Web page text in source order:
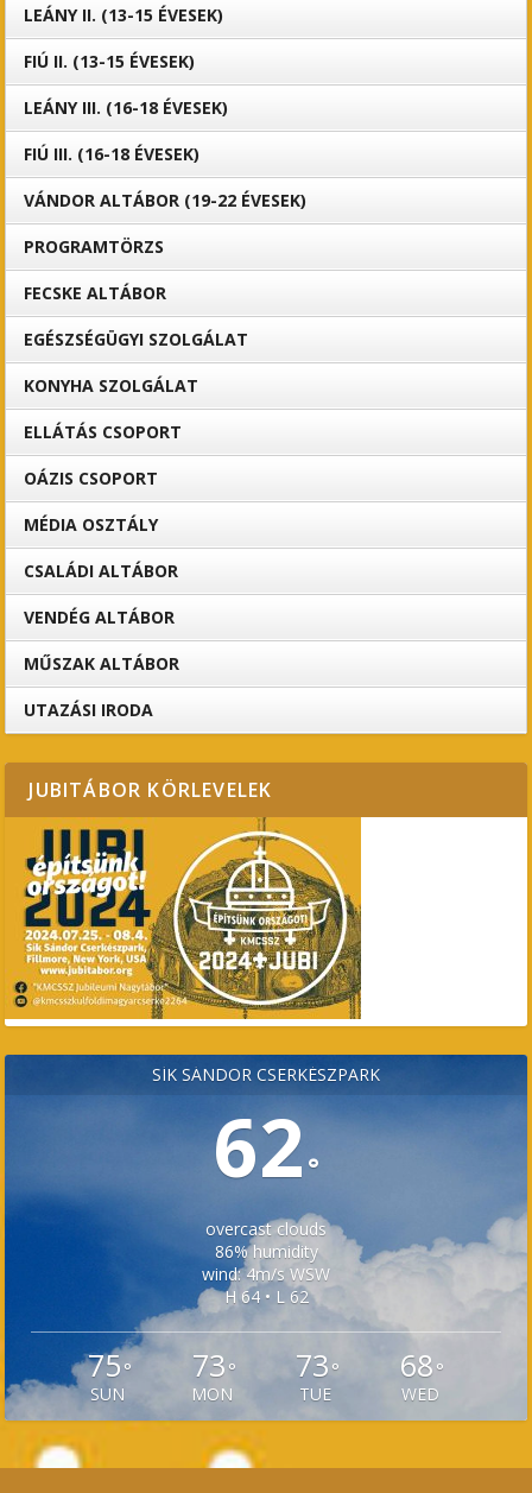
LEÁNY II. (13-15 ÉVESEK)
FIÚ II. (13-15 ÉVESEK)
LEÁNY III. (16-18 ÉVESEK)
FIÚ III. (16-18 ÉVESEK)
VÁNDOR ALTÁBOR (19-22 ÉVESEK)
PROGRAMTÖRZS
FECSKE ALTÁBOR
EGÉSZSÉGÜGYI SZOLGÁLAT
KONYHA SZOLGÁLAT
ELLÁTÁS CSOPORT
OÁZIS CSOPORT
MÉDIA OSZTÁLY
CSALÁDI ALTÁBOR
VENDÉG ALTÁBOR
MŰSZAK ALTÁBOR
UTAZÁSI IRODA
JUBITÁBOR KÖRLEVELEK
SÍK SÁNDOR CSERKÉSZPARK
62°
overcast clouds
86% humidity
wind: 4m/s WSW
H 64 • L 62
75°
SUN
73 °
MON
73°
TUE
68 °
WED